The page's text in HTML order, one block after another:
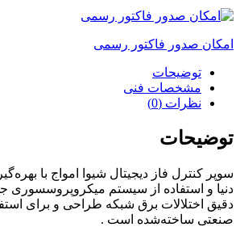
امکان صدور فاکتور رسمی
توضیحات
مشخصات فنی
نظرات (0)
توضیحات
سوپر کنترل فاز دیجیتال شیوا امواج با
دنیا و استفاده از سیستم میکروپروسسوری
دقیق اختلالات برق شبکه طراحی و برای
صنعتی ساخته‌شده است .